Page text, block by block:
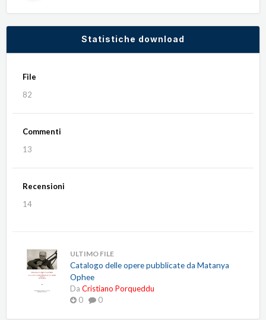
Statistiche download
File
82
Commenti
13
Recensioni
14
ULTIMO FILE
Catalogo delle opere pubblicate da Matanya
Ophee
Da Cristiano Porqueddu
0
0